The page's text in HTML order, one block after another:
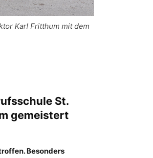
Karl Fritthum mit dem
St.
gemeistert
Besonders